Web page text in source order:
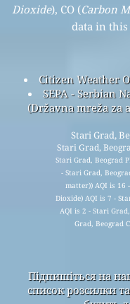
Dioxide), CO (Carbon
data in
Citizen Weather
SEPA - Serbian
(Državna mreža
Stari Grad,
Stari Grad,
Stari Grad, Beograd
- Stari Grad,
matter)) AQI is 16
Dioxide) AQI is 7 -
AQI is 2 - Stari
Grad, Beograd
Підпишіться на
список розсилки